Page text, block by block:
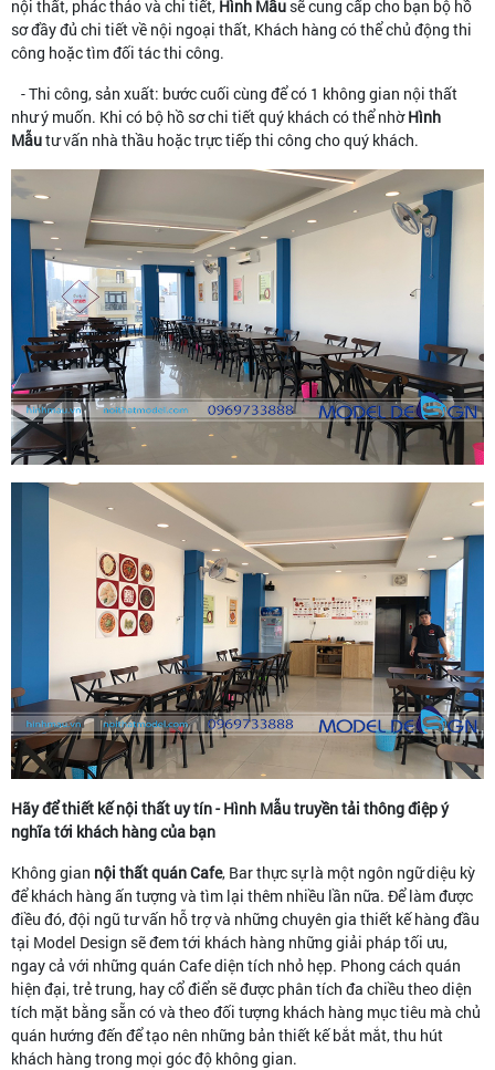
nội thất, phác thảo và chi tiết, Hình Mẫu sẽ cung cấp cho bạn bộ hồ
sơ đầy đủ chi tiết về nội ngoại thất, Khách hàng có thể chủ động thi
công hoặc tìm đối tác thi công.
- Thi công, sản xuất: bước cuối cùng để có 1 không gian nội thất
như ý muốn. Khi có bộ hồ sơ chi tiết quý khách có thể nhờHình
Mẫutư vấn nhà thầu hoặc trực tiếp thi công cho quý khách.
Hãy để thiết kế nội thất uy tín - Hình Mẫu truyền tải thông điệp ý
nghĩa tới khách hàng của bạn
Không gian nội thất quán Cafe, Bar thực sự là một ngôn ngữ diệu kỳ
để khách hàng ấn tượng và tìm lại thêm nhiều lần nữa. Để làm được
điều đó, đội ngũ tư vấn hỗ trợ và những chuyên gia thiết kế hàng đầu
tại Model Design sẽ đem tới khách hàng những giải pháp tối ưu,
ngay cả với những quán Cafe diện tích nhỏ hẹp. Phong cách quán
hiện đại, trẻ trung, hay cổ điển sẽ được phân tích đa chiều theo diện
tích mặt bằng sẵn có và theo đối tượng khách hàng mục tiêu mà chủ
quán hướng đến để tạo nên những bản thiết kế bắt mắt, thu hút
khách hàng trong mọi góc độ không gian.